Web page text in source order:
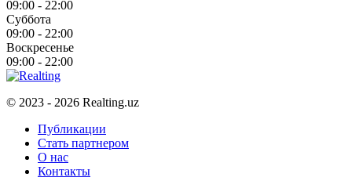
09:00 - 22:00
Суббота
09:00 - 22:00
Воскресенье
09:00 - 22:00
© 2023 - 2026 Realting.uz
Публикации
Стать партнером
О нас
Контакты